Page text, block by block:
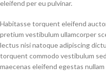
eleifend per eu pulvinar.
Habitasse torquent eleifend
pretium vestibulum ullamcorper
lectus nisi natoque adipiscing
torquent commodo vestibulum
maecenas eleifend egestas